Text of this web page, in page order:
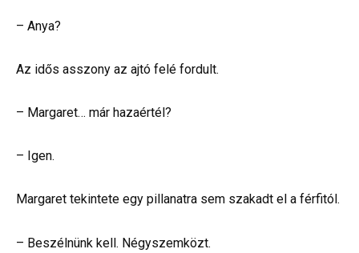
– Anya?
Az idős asszony az ajtó felé fordult.
– Margaret… már hazaértél?
– Igen.
Margaret tekintete egy pillanatra sem szakadt el a férfitól.
– Beszélnünk kell. Négyszemközt.